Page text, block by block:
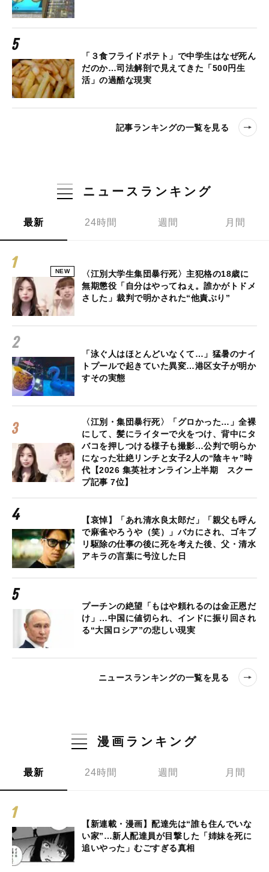
「３食フライドポテト」で中学生はなぜ死ん
だのか…司法解剖で見えてきた「500円生
活」の過酷な現実
記事ランキングの一覧を見る
ニュースランキング
最新 24時間 週間 月間
NEW
〈江別大学生集団暴行死〉主犯格の18歳に
無期懲役「自分はやってねぇ。誰かがトドメ
さした」裁判で明かされた“他責ぶり”
「泳ぐ人はほとんどいなくて…」猛暑のナイ
トプールで起きていた異変…港区女子が明か
すその実態
〈江別・集団暴行死〉「グロかった…」全裸
にして、髪にライターで火をつけ、背中にタ
バコを押しつける様子も撮影…公判で明らか
になった壮絶リンチと女子2人の“陰キャ”時
代【2026 集英社オンライン上半期 スクー
プ記事 7位】
【哀悼】「あれ清水良太郎だ」「親父も呼ん
で麻雀やろうや（笑）」バカにされ、ゴキブ
リ駆除の仕事の後に死を考えた後、父・清水
アキラの言葉に号泣した日
プーチンの絶望「もはや頼れるのは金正恩だ
け」…中国に値切られ、インドに振り回され
る“大国ロシア”の悲しい現実
ニュースランキングの一覧を見る
漫画ランキング
最新 24時間 週間 月間
【新連載・漫画】配達先は“誰も住んでいな
い家”…新人配達員が目撃した「姉妹を死に
追いやった」むごすぎる真相